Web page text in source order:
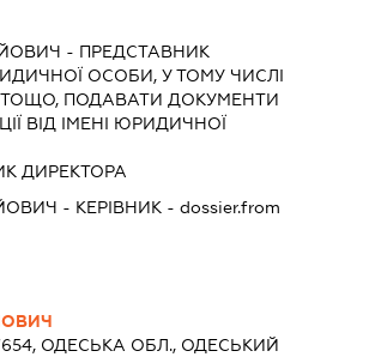
- ПРЕДСТАВНИК
ОСОБИ, У ТОМУ ЧИСЛІ
ПОДАВАТИ ДОКУМЕНТИ
ВІД ІМЕНІ ЮРИДИЧНОЇ
ДИРЕКТОРА
- КЕРІВНИК- dossier.from
ОДЕСЬКА ОБЛ., ОДЕСЬКИЙ